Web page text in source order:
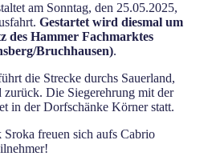
am Sonntag, den 25.05.2025,
Gestartet wird diesmal um
des Hammer Fachmarktes
Bruchhausen).
die Strecke durchs Sauerland,
zurück. Die Siegerehrung mit der
in der Dorfschänke Körner statt.
freuen sich aufs Cabrio